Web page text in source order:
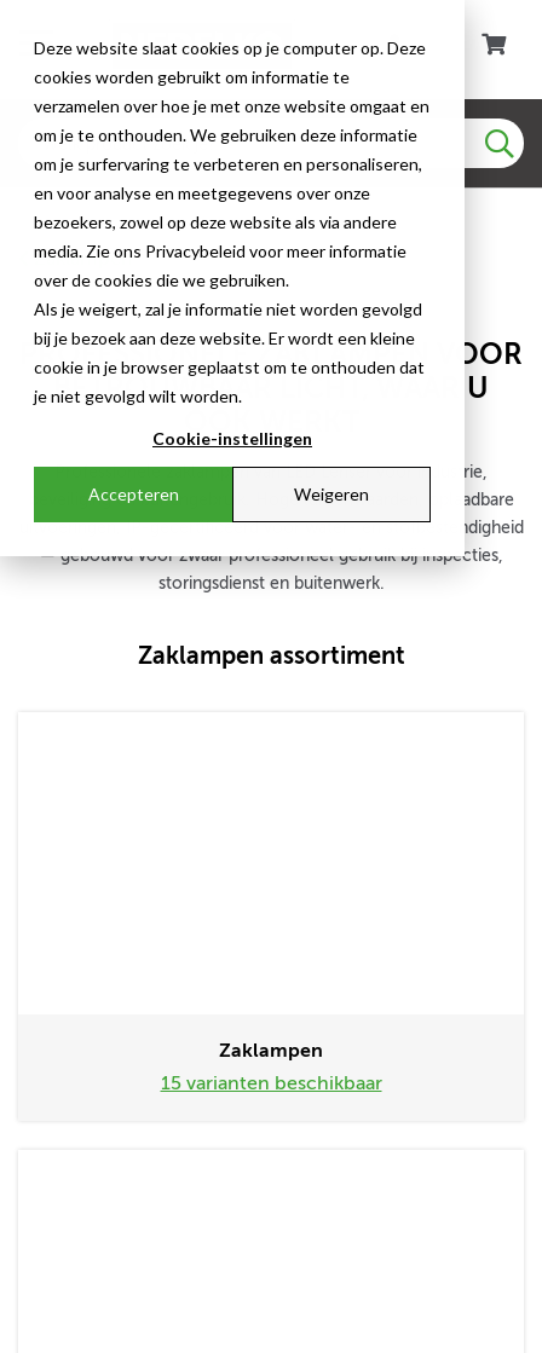
Deze website slaat cookies op je computer op. Deze
cookies worden gebruikt om informatie te
verzamelen over hoe je met onze website omgaat en
om je te onthouden. We gebruiken deze informatie
om je surfervaring te verbeteren en personaliseren,
en voor analyse en meetgegevens over onze
bezoekers, zowel op deze website als via andere
media. Zie ons Privacybeleid voor meer informatie
over de cookies die we gebruiken.
Als je weigert, zal je informatie niet worden gevolgd
bij je bezoek aan deze website. Er wordt een kleine
cookie in je browser geplaatst om te onthouden dat
je niet gevolgd wilt worden.
Cookie-instellingen
Accepteren Weigeren
Zaklampen
PROFESSIONELE ZAKLAMPEN VOOR
BETROUWBAAR LICHT, WAAR U
Professionele zaklampen van LED Lenser voor industrie,
beveiliging en buitengebruik. Hoge lumenwaarden, oplaadbare
uitvoeringen, IP-gecertificeerd voor water- en stofbestendigheid
— gebouwd voor zwaar professioneel gebruik bij inspecties,
storingsdienst en buitenwerk.
Zaklampen assortiment
Zaklampen
15 varianten beschikbaar